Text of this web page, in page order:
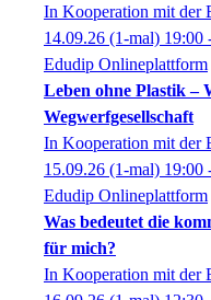
In Kooperation mit der
14.09.26 (1-mal) 19:00
Edudip Onlineplattform
Leben ohne Plastik –
Wegwerfgesellschaft
In Kooperation mit der
15.09.26 (1-mal) 19:00
Edudip Onlineplattform
Was bedeutet die
für mich?
In Kooperation mit der